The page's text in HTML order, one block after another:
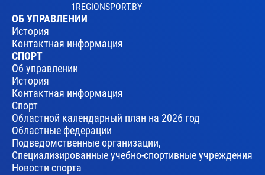
1REGIONSPORT.BY
ОБ УПРАВЛЕНИИ
История
Контактная информация
СПОРТ
Об управлении
История
Контактная информация
Спорт
Областной календарный план на 2026 год
Областные федерации
Подведомственные организации,
Специализированные учебно-спортивные учреждения
Новости спорта